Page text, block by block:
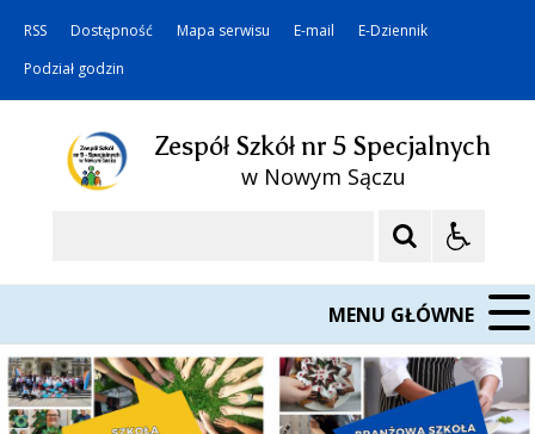
RSS Dostępność Mapa serwisu E-mail
E-Dziennik
Podział godzin
Zespół Szkół nr 5 Specjalnych
w Nowym Sączu
MENU GŁÓWNE